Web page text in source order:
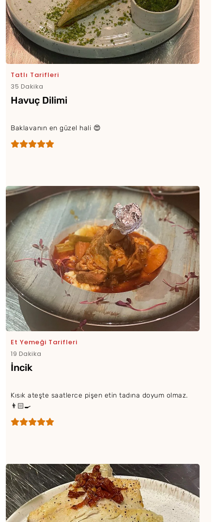
Tatlı Tarifleri
35 Dakika
Havuç Dilimi
Baklavanın en güzel hali 😍
Et Yemeği Tarifleri
19 Dakika
İncik
Kısık ateşte saatlerce pişen etin tadına doyum olmaz.
👨🏻‍🍳